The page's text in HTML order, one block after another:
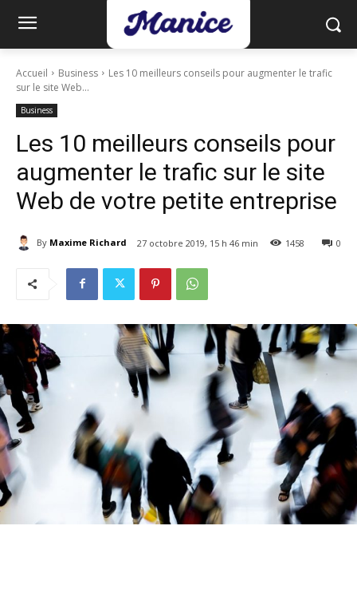
Accueil Business
Les 10 meilleurs conseils pour augmenter le trafic
sur le site Web...
Business
Les 10 meilleurs conseils pour
augmenter le trafic sur le site
Web de votre petite entreprise
By Maxime Richard 27 octobre 2019, 15 h 46 min 0
1458